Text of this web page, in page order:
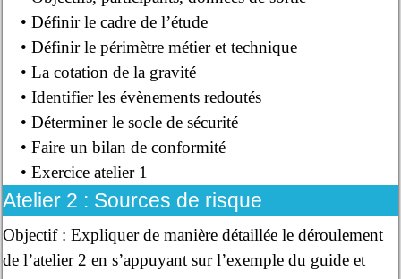
• Définir le cadre de l’étude
• Définir le périmètre métier et technique
• La cotation de la gravité
• Identifier les évènements redoutés
• Déterminer le socle de sécurité
• Faire un bilan de conformité
• Exercice atelier 1
Atelier 2 : Sources de risque
Objectif : Expliquer de manière détaillée le déroulement
de l’atelier 2 en s’appuyant sur l’exemple du guide et